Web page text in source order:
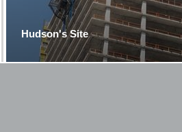
Hudson's Site